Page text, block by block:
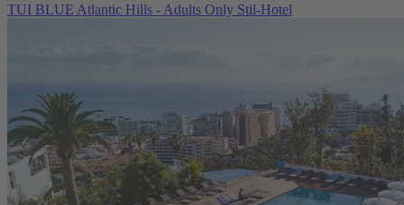
TUI BLUE Atlantic Hills - Adults Only Stil-Hotel